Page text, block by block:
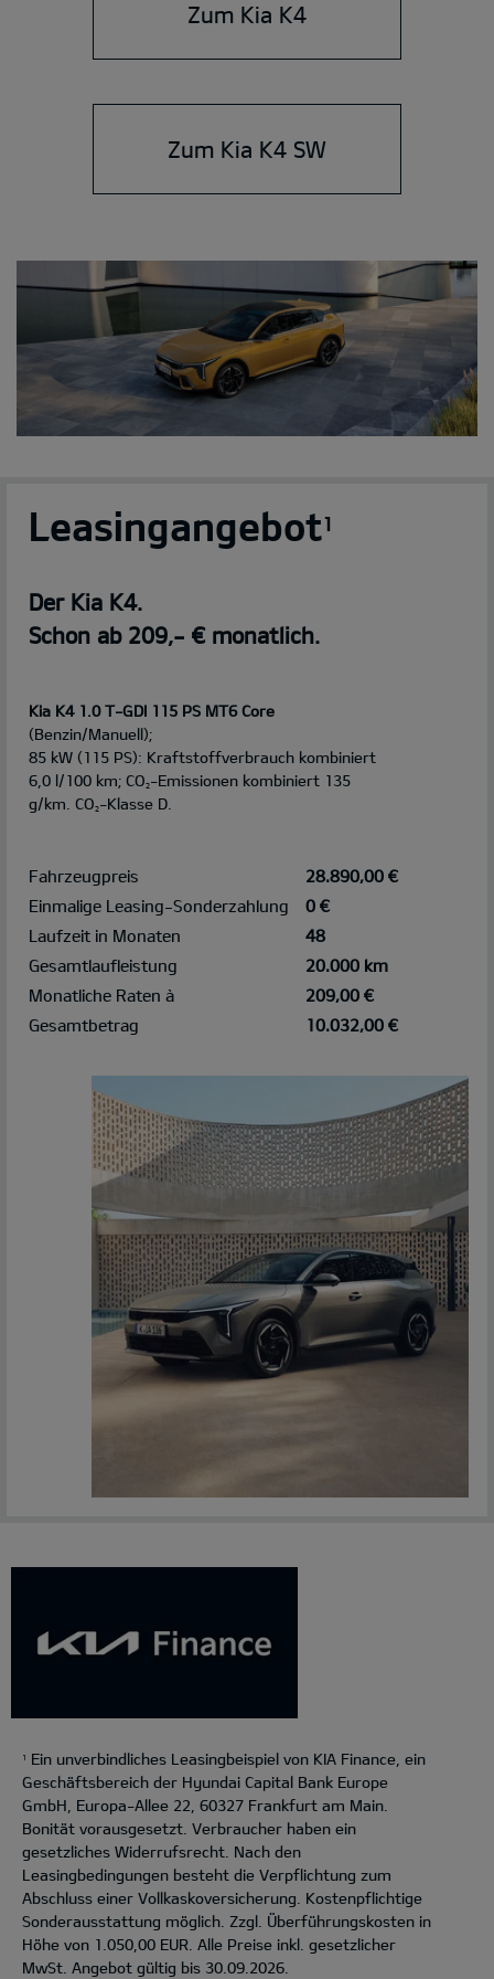
Zum Kia K4
Zum Kia K4 SW
Leasingangebot1
Der Kia K4.
Schon ab 209,- € monatlich.
Kia K4 1.0 T-GDI 115 PS MT6 Core
(Benzin/Manuell);
85 kW (115 PS): Kraftstoffverbrauch kombiniert
6,0 l/100 km; CO2-Emissionen kombiniert 135
g/km. CO2-Klasse D.
Fahrzeugpreis
28.890,00 €
Einmalige Leasing-Sonderzahlung
0 €
Laufzeit in Monaten
48
Gesamtlaufleistung
20.000 km
Monatliche Raten à
209,00 €
Gesamtbetrag
10.032,00 €
1
Ein unverbindliches Leasingbeispiel von KIA Finance, ein
Geschäftsbereich der Hyundai Capital Bank Europe
GmbH, Europa-Allee 22, 60327 Frankfurt am Main.
Bonität vorausgesetzt. Verbraucher haben ein
gesetzliches Widerrufsrecht. Nach den
Leasingbedingungen besteht die Verpflichtung zum
Abschluss einer Vollkaskoversicherung. Kostenpflichtige
Sonderausstattung möglich. Zzgl. Überführungskosten in
Höhe von 1.050,00 EUR. Alle Preise inkl. gesetzlicher
MwSt. Angebot gültig bis 30.09.2026.